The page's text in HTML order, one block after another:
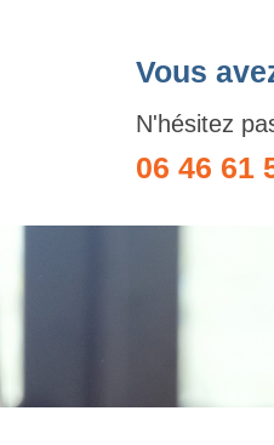
Vous
N'hésitez
06 46 61